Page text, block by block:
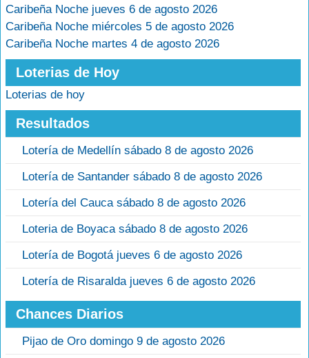
Caribeña Noche jueves 6 de agosto 2026
Caribeña Noche miércoles 5 de agosto 2026
Caribeña Noche martes 4 de agosto 2026
Loterias de Hoy
Loterias de hoy
Resultados
Lotería de Medellín sábado 8 de agosto 2026
Lotería de Santander sábado 8 de agosto 2026
Lotería del Cauca sábado 8 de agosto 2026
Loteria de Boyaca sábado 8 de agosto 2026
Lotería de Bogotá jueves 6 de agosto 2026
Lotería de Risaralda jueves 6 de agosto 2026
Chances Diarios
Pijao de Oro domingo 9 de agosto 2026